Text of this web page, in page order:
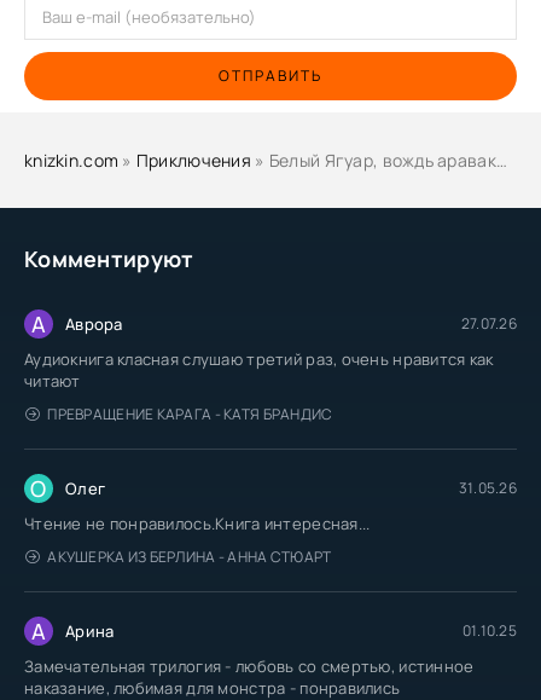
Комментируют
А Аврора 27.07.26
Аудиокнига класная слушаю третий раз, очень нравится как
читают
ПРЕВРАЩЕНИЕ КАРАГА - КАТЯ БРАНДИС
О Олег 31.05.26
Чтение не понравилось.Книга интересная...
АКУШЕРКА ИЗ БЕРЛИНА - АННА СТЮАРТ
А Арина 01.10.25
Замечательная трилогия - любовь со смертью, истинное
наказание, любимая для монстра - понравились
ОТПРАВИТЬ
knizkin.com » Приключения » Белый Ягуар, вождь араваков - Аркадий Фидлер